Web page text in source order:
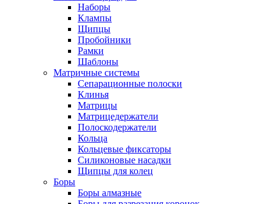
Наборы
Клампы
Щипцы
Пробойники
Рамки
Шаблоны
Матричные системы
Сепарационные полоски
Клинья
Матрицы
Матрицедержатели
Полоскодержатели
Кольца
Кольцевые фиксаторы
Силиконовые насадки
Щипцы для колец
Боры
Боры алмазные